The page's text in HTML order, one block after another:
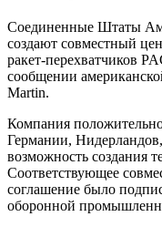
Соединенные Штаты
создают совместный
ракет-перехватчиков
сообщении
Martin.
Компания
Германии,
возможность создания
Соответствующее
соглашение было
оборонной